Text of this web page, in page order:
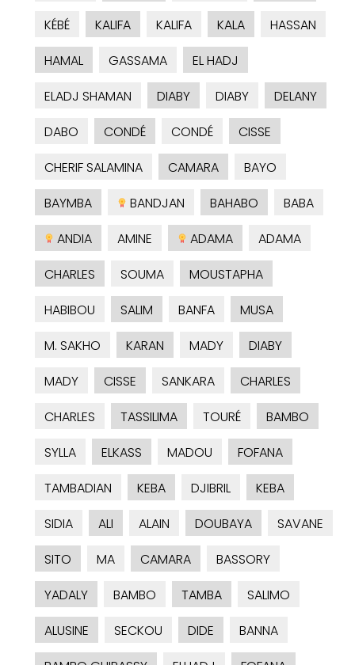
KÉBÉ KALIFA KALIFA KALA
HASSAN
HAMAL
GASSAMA
EL HADJ
ELADJ SHAMAN
DIABY DIABY
DELANY
DABO
CONDÉ CONDÉ
CISSE
CHERIF SALAMINA
CAMARA
BAYO
BAYMBA
BANDJAN BAHABO
BABA
ANDIA
AMINE ADAMA
ADAMA
CHARLES
SOUMA
MOUSTAPHA
HABIBOU
SALIM BANFA
MUSA
M. SAKHO
KARAN MADY
DIABY
MADY
CISSE SANKARA
CHARLES
CHARLES
TASSILIMA TOURÉ
BAMBO
SYLLA
ELKASS MADOU
FOFANA
TAMBADIAN
KEBA DJIBRIL
KEBA
SIDIA
ALI ALAIN DOUBAYA
SAVANE
SITO
MA CAMARA
BASSORY
YADALY
BAMBO TAMBA
SALIMO
ALUSINE
SECKOU DIDE
BANNA